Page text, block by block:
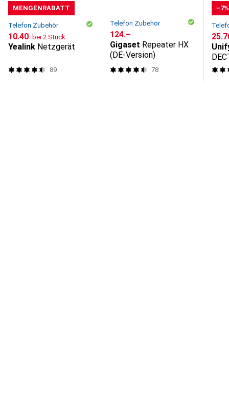
MENGENRABATT
Telefon Zubehör
CHF
10.40 bei 2 Stück
Yealink Netzgerät
89
Telefon Zubehör
CHF
124.–
Gigaset Repeater HX
(DE-Version)
78
−7%
CHF